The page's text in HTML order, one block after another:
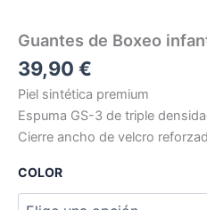
Guantes de Boxeo
39,90 €
Piel sintética premium
Espuma GS-3 de triple
Cierre ancho de velcro
COLOR
infantil
Buddha
Jaws
verde
cantidad